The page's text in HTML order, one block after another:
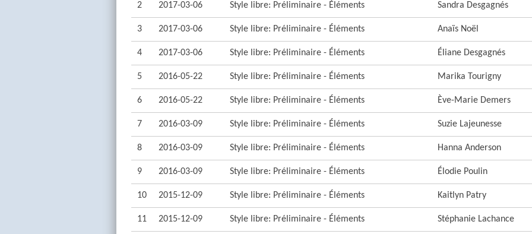
2 2017-03-06 Style libre: Préliminaire - Éléments Sandra Desgagnés
3 2017-03-06 Style libre: Préliminaire - Éléments Anaïs Noël
4 2017-03-06 Style libre: Préliminaire - Éléments Éliane Desgagnés
5 2016-05-22 Style libre: Préliminaire - Éléments Marika Tourigny
6 2016-05-22 Style libre: Préliminaire - Éléments Ève-Marie Demers
7 2016-03-09 Style libre: Préliminaire - Éléments Suzie Lajeunesse
8 2016-03-09 Style libre: Préliminaire - Éléments Hanna Anderson
9 2016-03-09 Style libre: Préliminaire - Éléments Élodie Poulin
10 2015-12-09 Style libre: Préliminaire - Éléments Kaitlyn Patry
11 2015-12-09 Style libre: Préliminaire - Éléments Stéphanie Lachance